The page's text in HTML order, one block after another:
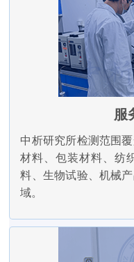
服
中析研究所检测范围
材料、包装材料、纺
料、生物试验、机械
域。